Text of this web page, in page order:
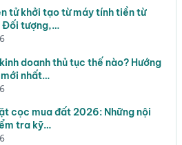
tử khởi tạo từ máy tính tiền từ
tượng,…
doanh thủ tục thế nào? Hướng
nhất…
cọc mua đất 2026: Những nội
tra kỹ…